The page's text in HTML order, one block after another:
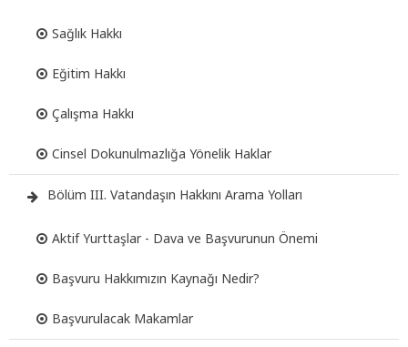
Sağlık Hakkı
Eğitim Hakkı
Çalışma Hakkı
Cinsel Dokunulmazlığa Yönelik Haklar
Bölüm III. Vatandaşın Hakkını Arama Yolları
Aktif Yurttaşlar - Dava ve Başvurunun Önemi
Başvuru Hakkımızın Kaynağı Nedir?
Başvurulacak Makamlar